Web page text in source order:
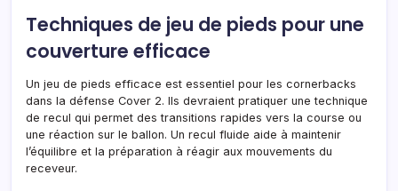
Techniques de jeu de pieds pour une
couverture efficace
Un jeu de pieds efficace est essentiel pour les cornerbacks
dans la défense Cover 2. Ils devraient pratiquer une technique
de recul qui permet des transitions rapides vers la course ou
une réaction sur le ballon. Un recul fluide aide à maintenir
l’équilibre et la préparation à réagir aux mouvements du
receveur.